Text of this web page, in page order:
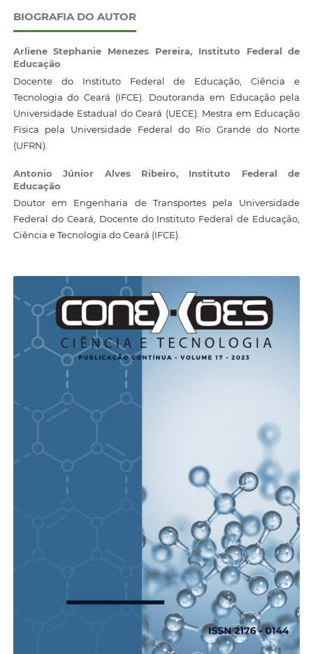
BIOGRAFIA DO AUTOR
Arliene Stephanie Menezes Pereira, Instituto Federal de
Educação
Docente do Instituto Federal de Educação, Ciência e
Tecnologia do Ceará (IFCE). Doutoranda em Educação pela
Universidade Estadual do Ceará (UECE). Mestra em Educação
Física pela Universidade Federal do Rio Grande do Norte
(UFRN).
Antonio Júnior Alves Ribeiro, Instituto Federal de
Educação
Doutor em Engenharia de Transportes pela Universidade
Federal do Ceará, Docente do Instituto Federal de Educação,
Ciência e Tecnologia do Ceará (IFCE).